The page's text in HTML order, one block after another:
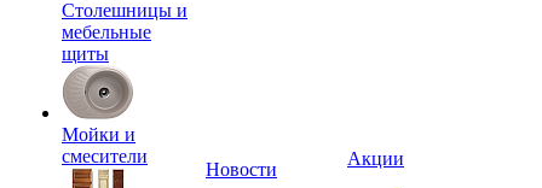
Столешницы и
мебельные
щиты
Мойки и
смесители
Новости
Акции